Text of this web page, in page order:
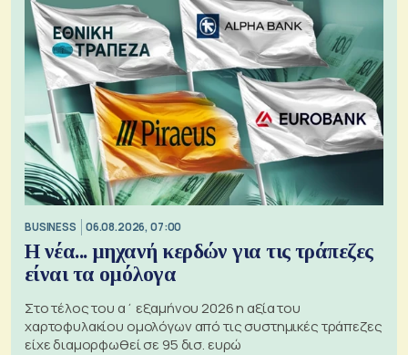
BUSINESS 06.08.2026, 07:00
Η νέα... μηχανή κερδών για τις τράπεζες
είναι τα ομόλογα
Στο τέλος του α΄ εξαμήνου 2026 η αξία του
χαρτοφυλακίου ομολόγων από τις συστημικές τράπεζες
είχε διαμορφωθεί σε 95 δισ. ευρώ